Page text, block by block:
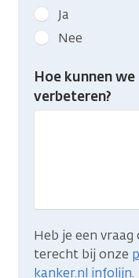
Geef
kanker.nl
feedback:
Heb
gevonden
Ja
Nee
Hoe kunnen
verbeteren?
Heb je een vraag
terecht bij onze
kanker.nl infolijn.